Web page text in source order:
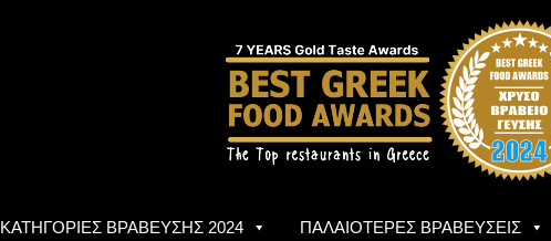
ΚΑΤΗΓΟΡΙΕΣ ΒΡΑΒΕΥΣΗΣ 2024 ΠΑΛΑΙΟΤΕΡΕΣ ΒΡΑΒΕΥΣΕΙΣ